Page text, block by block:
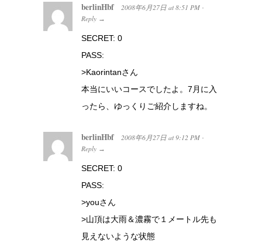
berlinHbf 2008年6月27日 at 8:51 PM ·
Reply →
SECRET: 0
PASS:
>Kaorintanさん
本当にいいコースでしたよ。7月に入
ったら、ゆっくりご紹介しますね。
berlinHbf 2008年6月27日 at 9:12 PM ·
Reply →
SECRET: 0
PASS:
>youさん
>山頂は大雨＆濃霧で１メートル先も
見えないような状態